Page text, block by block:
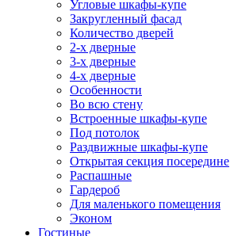
Угловые шкафы-купе
Закругленный фасад
Количество дверей
2-х дверные
3-х дверные
4-х дверные
Особенности
Во всю стену
Встроенные шкафы-купе
Под потолок
Раздвижные шкафы-купе
Открытая секция посередине
Распашные
Гардероб
Для маленького помещения
Эконом
Гостиные